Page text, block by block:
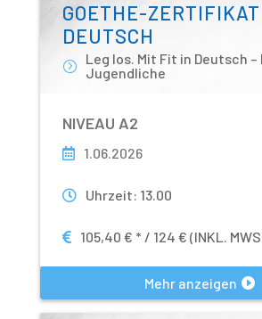
GOETHE-
DEUTSCH
Leg los. Mit Fit in Deutsch
Jugendliche
NIVEAU A2
1.06.2026
Uhrzeit: 13.00
105,40 € * / 124 € (INKL.
Mehr anzeigen